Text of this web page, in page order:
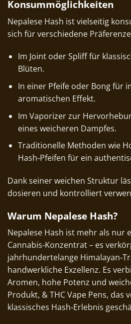
Konsummöglichkeiten
Nepalese Hash ist vielseitig
sich für verschiedene
Im Joint oder Spliff für
Blüten.
In einer Pfeife oder Bong für
aromatischen Effekt.
Im Vaporizer zur
eines weicheren Dampfes.
Traditionelle Methoden wie
Hash‑Pfeifen für ein
Dank seiner weichen Struktur
dosieren und kontrolliert
Warum Nepalese Hash?
Nepalese Hash ist mehr als nur
Cannabis‑Konzentrat – es
jahrhundertelange
handwerkliche Exzellenz. Es
Aromen, hohe Potenz und
Produkt, &THC Vape Pens, das
klassisches Hash‑Erlebnis